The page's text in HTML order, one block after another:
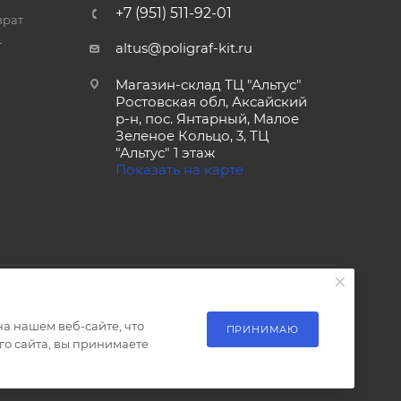
+7 (951) 511-92-01
altus@poligraf-kit.ru
Магазин-склад ТЦ "Альтус"
Ростовская обл, Аксайский
р-н, пос. Янтарный, Малое
Зеленое Кольцо, 3, ТЦ
"Альтус" 1 этаж
Показать на карте
нашем веб-сайте, что
сайта, вы принимаете
ПРИНИМАЮ